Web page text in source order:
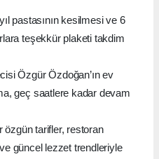
pastasının kesilmesi ve 6
teşekkür plaketi takdim
Özgür Özdoğan’ın ev
geç saatlere kadar devam
özgün tarifler, restoran
güncel lezzet trendleriyle